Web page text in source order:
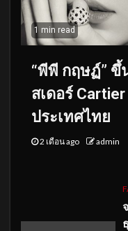
1 min read
“พีพี กฤษฏ์”
สเดอร์
ประเทศไทย
2 เดือน ago admin